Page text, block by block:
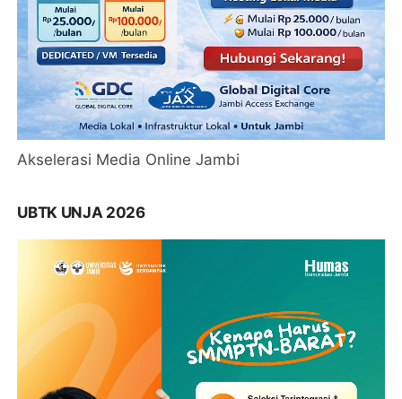
Akselerasi Media Online Jambi
UBTK UNJA 2026